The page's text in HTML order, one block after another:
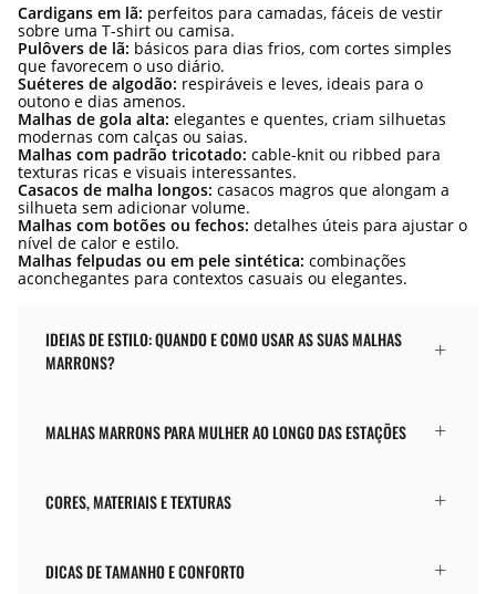
Cardigans em lã: perfeitos para camadas, fáceis de vestir
sobre uma T-shirt ou camisa.
Pulôvers de lã: básicos para dias frios, com cortes simples
que favorecem o uso diário.
Suéteres de algodão: respiráveis e leves, ideais para o
outono e dias amenos.
Malhas de gola alta: elegantes e quentes, criam silhuetas
modernas com calças ou saias.
Malhas com padrão tricotado: cable-knit ou ribbed para
texturas ricas e visuais interessantes.
Casacos de malha longos: casacos magros que alongam a
silhueta sem adicionar volume.
Malhas com botões ou fechos: detalhes úteis para ajustar o
nível de calor e estilo.
Malhas felpudas ou em pele sintética: combinações
aconchegantes para contextos casuais ou elegantes.
IDEIAS DE ESTILO: QUANDO E COMO USAR AS SUAS MALHAS
MARRONS?
MALHAS MARRONS PARA MULHER AO LONGO DAS ESTAÇÕES
CORES, MATERIAIS E TEXTURAS
DICAS DE TAMANHO E CONFORTO